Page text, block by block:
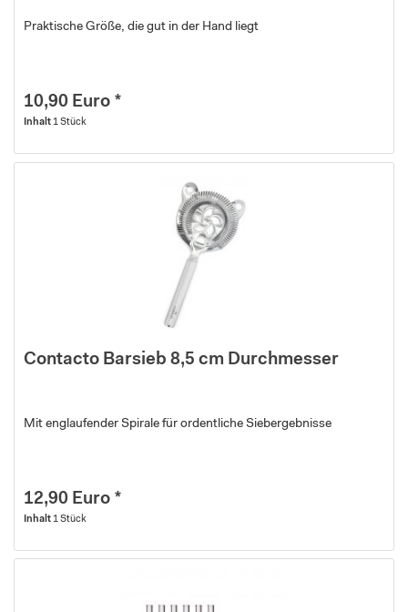
Praktische Größe, die gut in der Hand liegt
10,90 Euro *
Inhalt 1 Stück
Contacto Barsieb 8,5 cm Durchmesser
Mit englaufender Spirale für ordentliche Siebergebnisse
12,90 Euro *
Inhalt 1 Stück